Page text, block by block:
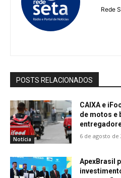
Rede
POSTS RELACIONADOS
Notícia
CAIXA e
de motos e
6 de agosto de
ApexBrasil